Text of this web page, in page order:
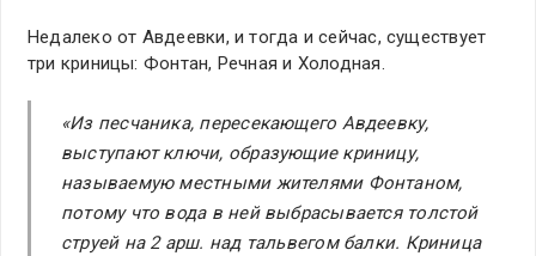
Недалеко от Авдеевки, и тогда и сейчас, существует
три криницы: Фонтан, Речная и Холодная.
«Из песчаника, пересекающего Авдеевку,
выступают ключи, образующие криницу,
называемую местными жителями Фонтаном,
потому что вода в ней выбрасывается толстой
струей на 2 арш. над тальвегом балки. Криница